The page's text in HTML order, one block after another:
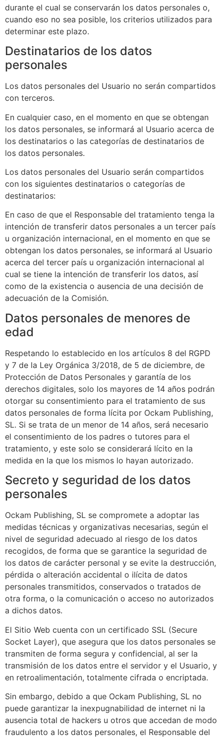
durante el cual se conservarán los datos personales o,
cuando eso no sea posible, los criterios utilizados para
determinar este plazo.
Destinatarios de los datos
personales
Los datos personales del Usuario no serán compartidos
con terceros.
En cualquier caso, en el momento en que se obtengan
los datos personales, se informará al Usuario acerca de
los destinatarios o las categorías de destinatarios de
los datos personales.
Los datos personales del Usuario serán compartidos
con los siguientes destinatarios o categorías de
destinatarios:
En caso de que el Responsable del tratamiento tenga la
intención de transferir datos personales a un tercer país
u organización internacional, en el momento en que se
obtengan los datos personales, se informará al Usuario
acerca del tercer país u organización internacional al
cual se tiene la intención de transferir los datos, así
como de la existencia o ausencia de una decisión de
adecuación de la Comisión.
Datos personales de menores de
edad
Respetando lo establecido en los artículos 8 del RGPD
y 7 de la Ley Orgánica 3/2018, de 5 de diciembre, de
Protección de Datos Personales y garantía de los
derechos digitales, solo los mayores de 14 años podrán
otorgar su consentimiento para el tratamiento de sus
datos personales de forma lícita por Ockam Publishing,
SL. Si se trata de un menor de 14 años, será necesario
el consentimiento de los padres o tutores para el
tratamiento, y este solo se considerará lícito en la
medida en la que los mismos lo hayan autorizado.
Secreto y seguridad de los datos
personales
Ockam Publishing, SL se compromete a adoptar las
medidas técnicas y organizativas necesarias, según el
nivel de seguridad adecuado al riesgo de los datos
recogidos, de forma que se garantice la seguridad de
los datos de carácter personal y se evite la destrucción,
pérdida o alteración accidental o ilícita de datos
personales transmitidos, conservados o tratados de
otra forma, o la comunicación o acceso no autorizados
a dichos datos.
El Sitio Web cuenta con un certificado SSL (Secure
Socket Layer), que asegura que los datos personales se
transmiten de forma segura y confidencial, al ser la
transmisión de los datos entre el servidor y el Usuario, y
en retroalimentación, totalmente cifrada o encriptada.
Sin embargo, debido a que Ockam Publishing, SL no
puede garantizar la inexpugnabilidad de internet ni la
ausencia total de hackers u otros que accedan de modo
fraudulento a los datos personales, el Responsable del